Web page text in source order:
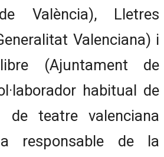
València), Lletres
Valenciana) i
(Ajuntament de
habitual de
de teatre valenciana
responsable de la